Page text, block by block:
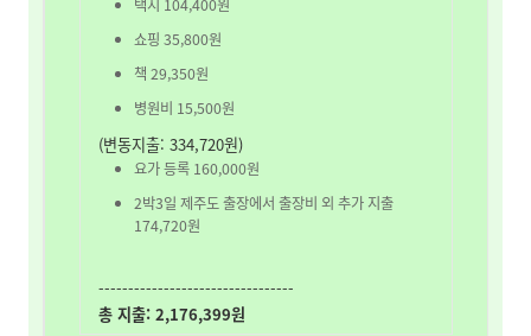
택시 104,400원
쇼핑 35,800원
책 29,350원
병원비 15,500원
(변동지출: 334,720원)
요가 등록 160,000원
2박3일 제주도 출장에서 출장비 외 추가 지출
174,720원
---------------------------------
총 지출: 2,176,399원